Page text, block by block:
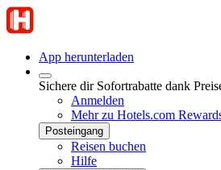
App herunterladen
Sichere dir Sofortrabatte dank
Anmelden
Mehr zu Hotels.com
Posteingang
Reisen buchen
Hilfe